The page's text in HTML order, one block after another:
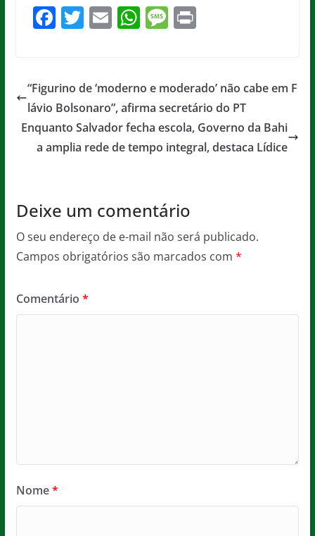
F
e
b
o
o
T
er
E
l
W
s
A
p
p
M
a
g
e
Pr
“Figurino de ‘moderno e moderado’ não cabe em F
lávio Bolsonaro”, afirma secretário do PT
Enquanto Salvador fecha escola, Governo da Bahi
a amplia rede de tempo integral, destaca Lídice
Deixe um comentário
O seu endereço de e-mail não será publicado.
Campos obrigatórios são marcados com *
Comentário *
Nome*